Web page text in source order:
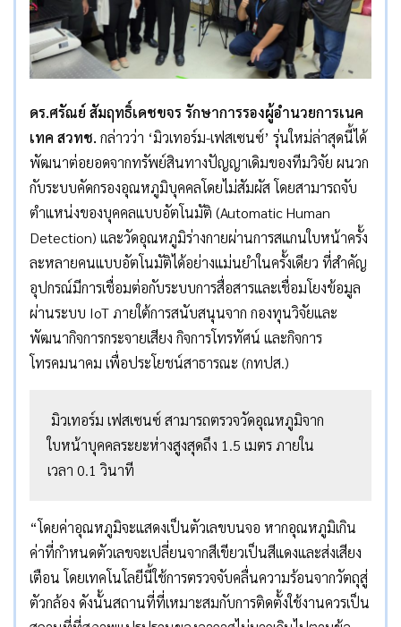
ดร.ศรัณย์ สัมฤทธิ์เดชขจรรักษาการรองผู้อำนวยการเนค
เทค สวทช. กล่าวว่า ‘มิวเทอร์ม-เฟสเซนซ์’ รุ่นใหม่ล่าสุดนี้ได้
พัฒนาต่อยอดจากทรัพย์สินทางปัญญาเดิมของทีมวิจัย ผนวก
กับระบบคัดกรองอุณหภูมิบุคคลโดยไม่สัมผัส โดยสามารถจับ
ตำแหน่งของบุคคลแบบอัตโนมัติ (Automatic Human
Detection) และวัดอุณหภูมิร่างกายผ่านการสแกนใบหน้าครั้ง
ละหลายคนแบบอัตโนมัติได้อย่างแม่นยำในครั้งเดียว ที่สำคัญ
อุปกรณ์มีการเชื่อมต่อกับระบบการสื่อสารและเชื่อมโยงข้อมูล
ผ่านระบบ IoT ภายใต้การสนับสนุนจาก กองทุนวิจัยและ
พัฒนากิจการกระจายเสียง กิจการโทรทัศน์ และกิจการ
โทรคมนาคม เพื่อประโยชน์สาธารณะ (กทปส.)
มิวเทอร์ม เฟสเซนซ์ สามารถตรวจวัดอุณหภูมิจาก
ใบหน้าบุคคลระยะห่างสูงสุดถึง 1.5 เมตร ภายใน
เวลา 0.1 วินาที
“โดยค่าอุณหภูมิจะแสดงเป็นตัวเลขบนจอ หากอุณหภูมิเกิน
ค่าที่กำหนดตัวเลขจะเปลี่ยนจากสีเขียวเป็นสีแดงและส่งเสียง
เตือน โดยเทคโนโลยีนี้ใช้การตรวจจับคลื่นความร้อนจากวัตถุสู่
ตัวกล้อง ดังนั้นสถานที่ที่เหมาะสมกับการติดตั้งใช้งานควรเป็น